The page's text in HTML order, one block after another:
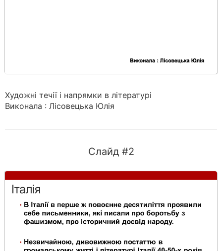
Художні течії і напрямки в літературі
Виконала : Лісовецька Юлія
Слайд #2